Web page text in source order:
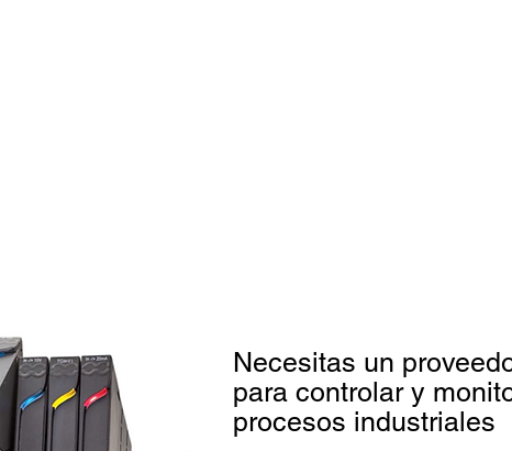
Necesitas un
para controlar y
procesos industriales